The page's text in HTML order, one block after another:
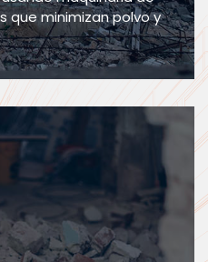
que minimizan polvo y